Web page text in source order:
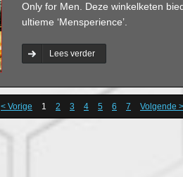
Only for Men. Deze winkelketen
ultieme ‘Mensperience’.
Lees verder
< Vorige 1 2 3 4 5 6 7 Volgende >